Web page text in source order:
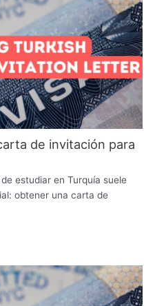
de invitación para
estudiar en Turquía suele
obtener una carta de